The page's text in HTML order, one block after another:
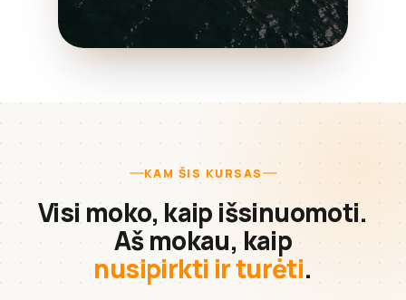
KAM ŠIS KURSAS
Visi moko, kaip išsinuomoti.
Aš mokau, kaip
nusipirkti ir turėti.